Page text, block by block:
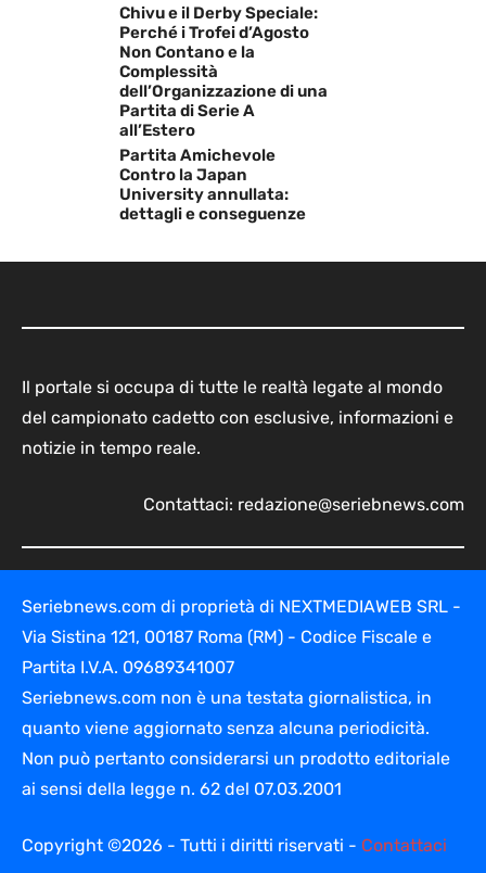
Chivu e il Derby Speciale:
Perché i Trofei d’Agosto
Non Contano e la
Complessità
dell’Organizzazione di una
Partita di Serie A
all’Estero
Partita Amichevole
Contro la Japan
University annullata:
dettagli e conseguenze
Il portale si occupa di tutte le realtà legate al mondo
del campionato cadetto con esclusive, informazioni e
notizie in tempo reale.
Contattaci: redazione@seriebnews.com
Seriebnews.com di proprietà di NEXTMEDIAWEB SRL -
Via Sistina 121, 00187 Roma (RM) - Codice Fiscale e
Partita I.V.A. 09689341007
Seriebnews.com non è una testata giornalistica, in
quanto viene aggiornato senza alcuna periodicità.
Non può pertanto considerarsi un prodotto editoriale
ai sensi della legge n. 62 del 07.03.2001
Copyright ©2026 - Tutti i diritti riservati - Contattaci